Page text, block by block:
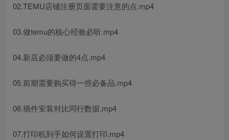
02.TEMU店铺注册页面需要注意的点.mp4
03.做temu的核心经验必听.mp4
04.新店必须要做的4点.mp4
05.前期需要购买得一些必备品.mp4
06.插件安装对比同行数据.mp4
07.打印机到手如何设置打印.mp4